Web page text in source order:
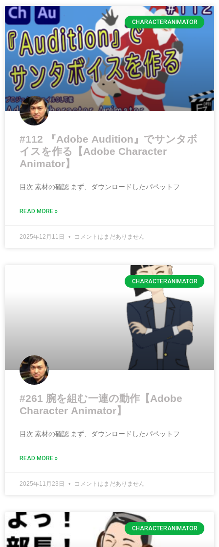
CHARACTERANIMATOR
#112 『Adobe Audition』でサンタボ
イスを作る【Adobe Character
Animator】
目次 素材の確認 まず、ダウンロードしたパペットフ
READ MORE »
2025年12月11日 コメントはまだありません
CHARACTERANIMATOR
#261 腕を組む一連の動作【Adobe
Character Animator】
目次 素材の確認 まず、ダウンロードしたパペットフ
READ MORE »
2025年11月23日 コメントはまだありません
CHARACTERANIMATOR